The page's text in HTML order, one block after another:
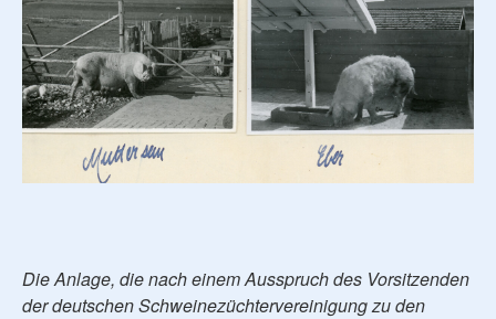
Die Anlage, die nach einem Ausspruch des Vorsitzenden
der deutschen Schweinezüchtervereinigung zu den